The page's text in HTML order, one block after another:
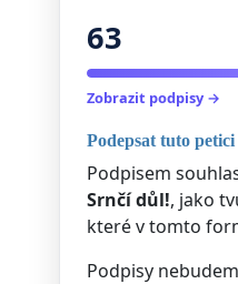
63
Zobrazit podpisy →
Podepsat tuto petici
Podpisem
Srnčí důl!, jako
které v tomto
Podpisy